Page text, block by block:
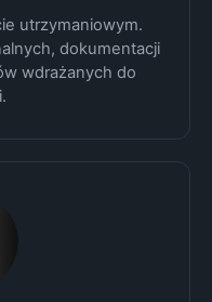
utrzymaniowym.
dokumentacji
wdrażanych do